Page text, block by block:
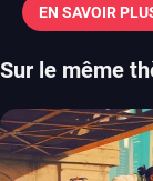
EN SAVOIR
Sur le même